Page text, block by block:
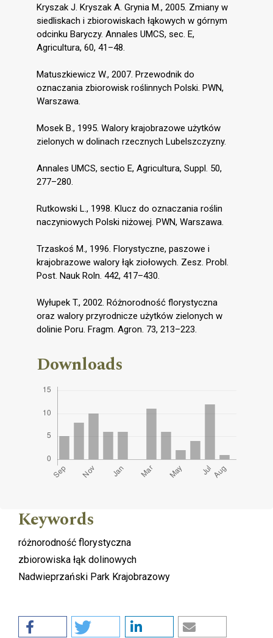
Kryszak J. Kryszak A. Grynia M., 2005. Zmiany w
siedliskach i zbiorowiskach łąkowych w górnym
odcinku Baryczy. Annales UMCS, sec. E,
Agricultura, 60, 41–48.
Matuszkiewicz W., 2007. Przewodnik do
oznaczania zbiorowisk roślinnych Polski. PWN,
Warszawa.
Mosek B., 1995. Walory krajobrazowe użytków
zielonych w dolinach rzecznych Lubelszczyzny.
Annales UMCS, sectio E, Agricultura, Suppl. 50,
277–280.
Rutkowski L., 1998. Klucz do oznaczania roślin
naczyniowych Polski niżowej. PWN, Warszawa.
Trzaskoś M., 1996. Florystyczne, paszowe i
krajobrazowe walory łąk ziołowych. Zesz. Probl.
Post. Nauk Roln. 442, 417–430.
Wyłupek T., 2002. Różnorodność florystyczna
oraz walory przyrodnicze użytków zielonych w
dolinie Poru. Fragm. Agron. 73, 213–223.
Downloads
Keywords
różnorodność florystyczna
zbiorowiska łąk dolinowych
Nadwieprzański Park Krajobrazowy